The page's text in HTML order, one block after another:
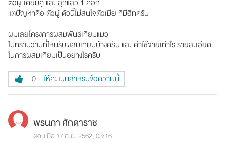
ตัวผู้ เคยมีคู่ และ ลูกแล้ว 1 คอก
แต่ปัญหาคือ ตัวผู้ ตัวนี้ไม่สนใจตัวเมีย ที่มีฮีทครับ
ผมเลยโครงการผสมพันธ์เทียมแมว
ไม่ทราบว่ามีที่ไหนรับผสมเทียมบ้างครับ และ ค่าใช้จ่ายเท่าไร รายละเอียด
ในการผสมเทียมเป็นอย่างไรครับ
0 ให้คะแนนสำหรับข้อความนี้
พรนภา ศักดาราช
ตอบเมื่อ 17 ก.ย. 2562, 03:16